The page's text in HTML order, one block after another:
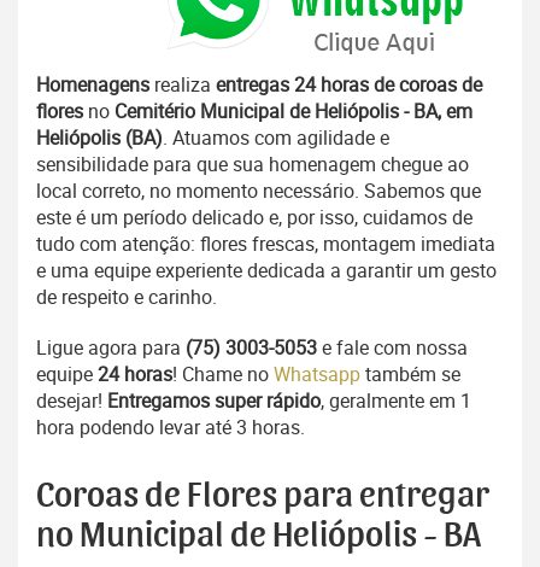
Homenagens realiza entregas 24 horas de coroas de
flores no Cemitério Municipal de Heliópolis - BA, em
Heliópolis (BA). Atuamos com agilidade e
sensibilidade para que sua homenagem chegue ao
local correto, no momento necessário. Sabemos que
este é um período delicado e, por isso, cuidamos de
tudo com atenção: flores frescas, montagem imediata
e uma equipe experiente dedicada a garantir um gesto
de respeito e carinho.
Ligue agora para (75) 3003-5053e fale com nossa
equipe24 horas! Chame noWhatsapptambém se
desejar! Entregamos super rápido, geralmente em 1
hora podendo levar até 3 horas.
Coroas de Flores para entregar
no Municipal de Heliópolis - BA